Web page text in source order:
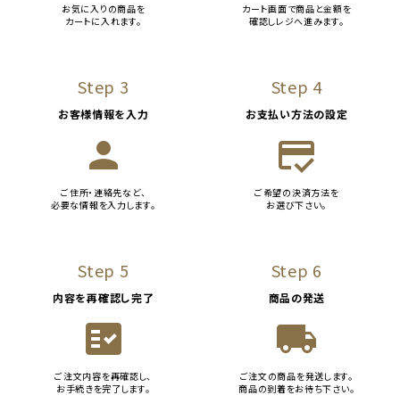
お気に入りの商品を
カートに入れます。
カート画面で商品と金額を
確認しレジへ進みます。
Step 3
お客様情報を入力
person
ご住所・連絡先など、
必要な情報を入力します。
Step 4
お支払い方法の設定
credit_score
ご希望の決済方法を
お選び下さい。
Step 5
内容を再確認し完了
fact_check
ご注文内容を再確認し、
お手続きを完了します。
Step 6
商品の発送
local_shipping
ご注文の商品を発送します。
商品の到着をお待ち下さい。